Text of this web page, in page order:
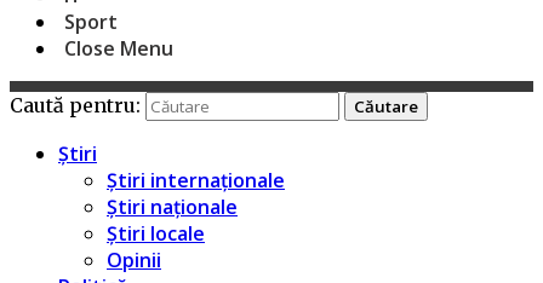
Sport
Close Menu
Caută pentru:
Știri
Știri internaționale
Știri naționale
Știri locale
Opinii